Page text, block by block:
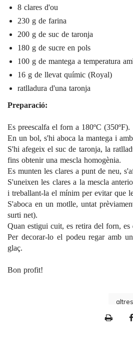
8 clares d'ou
230 g de farina
200 g de suc de taronja
180 g de sucre en pols
100 g de mantega a temperatura
16 g de llevat químic (Royal)
ratlladura d'una taronja
Preparació:
Es preescalfa el forn a 180ºC (350ºF).
En un bol, s'hi aboca la mantega i
S'hi afegeix el suc de taronja, la
fins obtenir una mescla homogènia.
Es munten les clares a punt de neu,
S'uneixen les clares a la mescla
i treballant-la el mínim per evitar que
S'aboca en un motlle, untat
surti net).
Quan estigui cuit, es retira del forn,
Per decorar-lo el podeu regar amb
glaç.
Bon profit!